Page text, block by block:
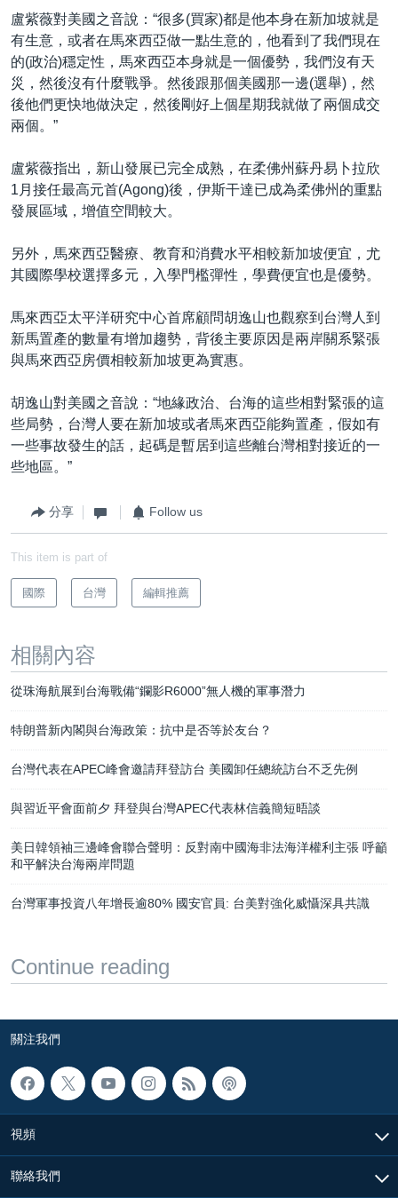
盧紫薇對美國之音說：“很多(買家)都是他本身在新加坡就是
有生意，或者在馬來西亞做一點生意的，他看到了我們現在
的(政治)穩定性，馬來西亞本身就是一個優勢，我們沒有天
災，然後沒有什麼戰爭。然後跟那個美國那一邊(選舉)，然
後他們更快地做決定，然後剛好上個星期我就做了兩個成交
兩個。”
盧紫薇指出，新山發展已完全成熟，在柔佛州蘇丹易卜拉欣
1月接任最高元首(Agong)後，伊斯干達已成為柔佛州的重點
發展區域，增值空間較大。
另外，馬來西亞醫療、教育和消費水平相較新加坡便宜，尤
其國際學校選擇多元，入學門檻彈性，學費便宜也是優勢。
馬來西亞太平洋研究中心首席顧問胡逸山也觀察到台灣人到
新馬置產的數量有增加趨勢，背後主要原因是兩岸關系緊張
與馬來西亞房價相較新加坡更為實惠。
胡逸山對美國之音說：“地緣政治、台海的這些相對緊張的這
些局勢，台灣人要在新加坡或者馬來西亞能夠置產，假如有
一些事故發生的話，起碼是暫居到這些離台灣相對接近的一
些地區。”
分享 Follow us
This item is part of
國際 台灣 編輯推薦
相關內容
從珠海航展到台海戰備“鑭影R6000”無人機的軍事潛力
特朗普新內閣與台海政策：抗中是否等於友台？
台灣代表在APEC峰會邀請拜登訪台 美國卸任總統訪台不乏先例
與習近平會面前夕 拜登與台灣APEC代表林信義簡短晤談
美日韓領袖三邊峰會聯合聲明：反對南中國海非法海洋權利主張 呼籲
和平解決台海兩岸問題
台灣軍事投資八年增長逾80% 國安官員: 台美對強化威懾深具共識
Continue reading
關注我們
視頻
聯絡我們